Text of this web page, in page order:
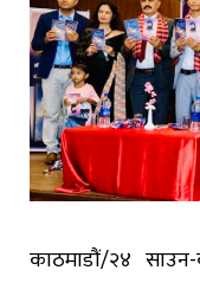
काठमाडौं/२४